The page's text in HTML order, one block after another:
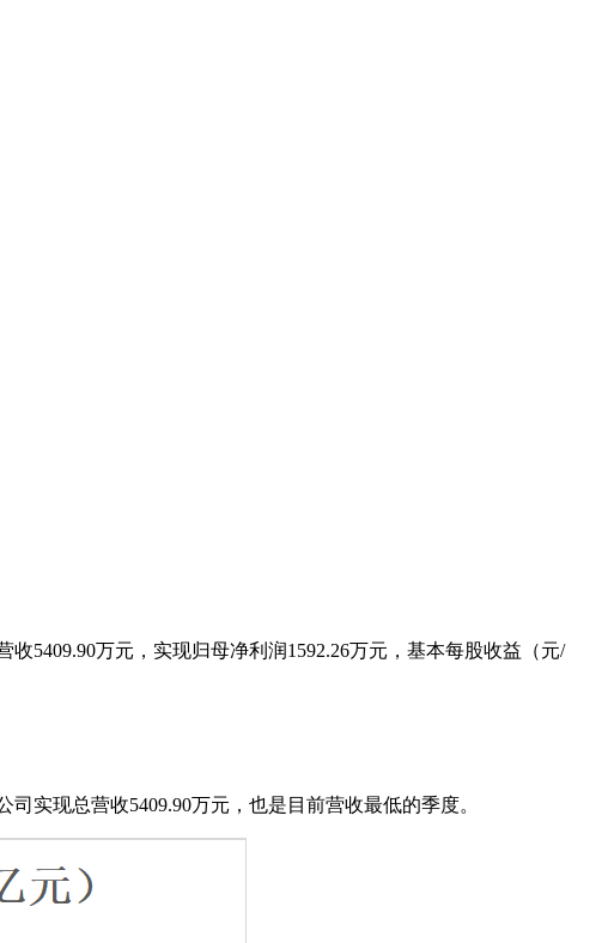
收5409.90万元，实现归母净利润1592.26万元，基本每股收益（元/
实现总营收5409.90万元，也是目前营收最低的季度。